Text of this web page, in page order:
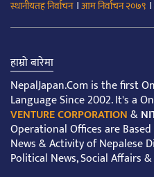
स्थानीयतह निर्वाचन।आम निर्वाचन २०७९ ।
हाम्रो बारेमा
NepalJapan.Com is the first
Language Since 2002. It's a
VENTURE CORPORATION&
Operational Offices are
News & Activity of Nepalese
Political News, Social Affairs